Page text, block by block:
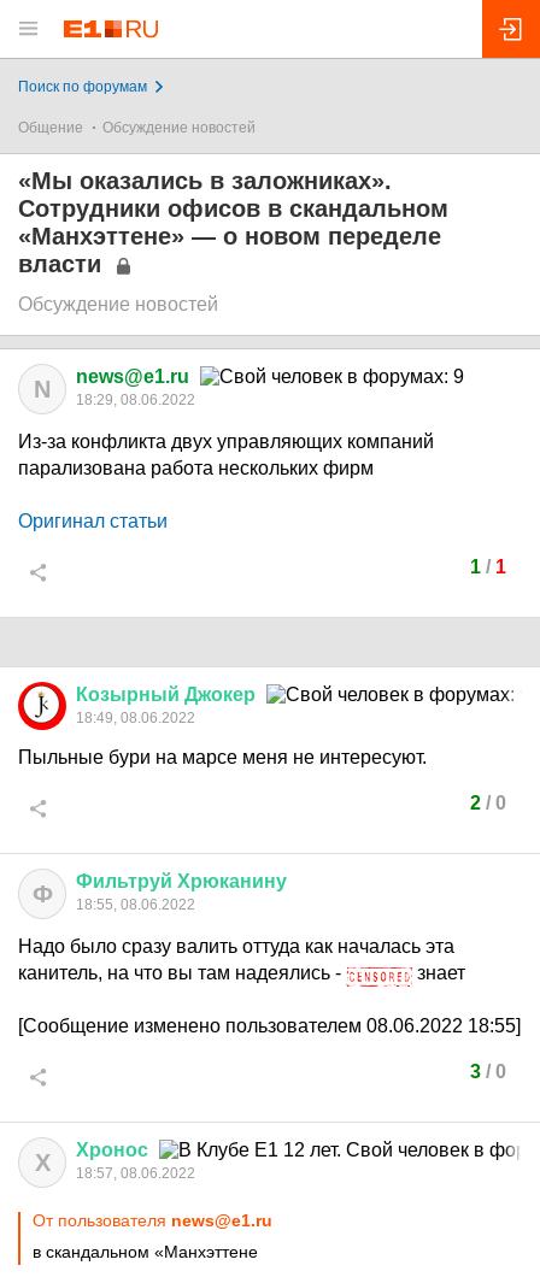
Поиск по форумам
Общение Обсуждение новостей
«Мы оказались в заложниках».
Сотрудники офисов в скандальном
«Манхэттене» — о новом переделе
власти
Обсуждение новостей
N news@e1.ru
18:29, 08.06.2022
Из-за конфликта двух управляющих компаний
парализована работа нескольких фирм
Оригинал статьи
1/ 1
Козырный Джокер
18:49, 08.06.2022
Пыльные бури на марсе меня не интересуют.
2/ 0
Ф Фильтруй Хрюканину
18:55, 08.06.2022
Надо было сразу валить оттуда как началась эта
канитель, на что вы там надеялись -
знает
[Сообщение изменено пользователем 08.06.2022 18:55]
3/ 0
Х Хронос
18:57, 08.06.2022
От пользователя news@e1.ru
в скандальном «Манхэттене